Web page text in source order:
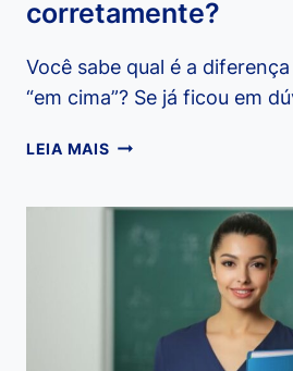
corretamente?
Você sabe qual é a
“em cima”? Se já ficou em
LEIA MAISENCIMA
COMO